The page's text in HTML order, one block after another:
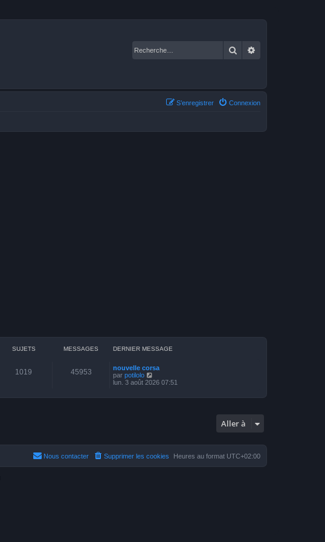
Rechercher
Connexion
S’enregistrer
SUJETS MESSAGES DERNIER MESSAGE
1019 45953
nouvelle corsa
par potilolo
o
i
e
m
lun. 3 août 2026 07:51
Aller à
Heures au format UTC+02:00
Supprimer les cookies
Nous contacter